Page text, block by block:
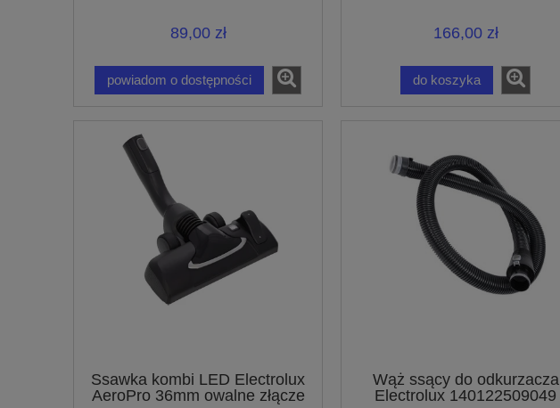
89,00 zł
powiadom o dostępności
166,00 zł
do koszyka
Ssawka kombi LED Electrolux
AeroPro 36mm owalne złącze
Wąż ssący do odkurzacza
Electrolux 140122509049